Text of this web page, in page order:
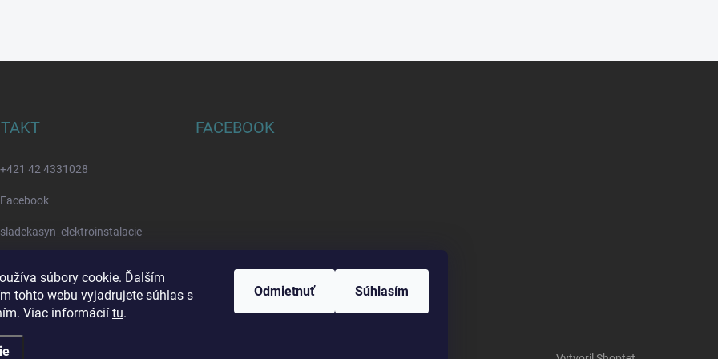
súbory cookie. Ďalším
tohto webu vyjadrujete súhlas s
Viac informácií tu.
Odmietnuť Súhlasím
+421 42 4331028
Facebook
sladekasyn_elektroinstalacie
FACEBOOK